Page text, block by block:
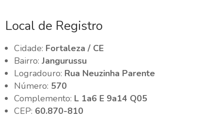
Local de Registro
Cidade: Fortaleza / CE
Bairro:Jangurussu
Logradouro: Rua Neuzinha Parente
Número: 570
Complemento: L 1a6 E 9a14 Q05
CEP: 60.870-810